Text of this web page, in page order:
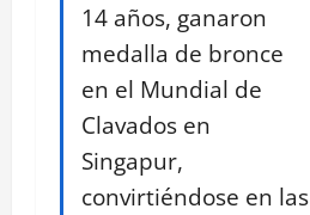
14 años, ganaron
medalla de bronce
en el Mundial de
Clavados en
Singapur,
convirtiéndose en las